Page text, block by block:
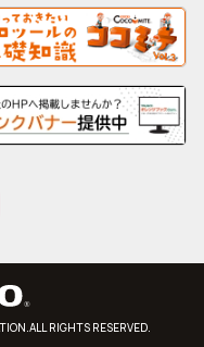
RIGHTS RESERVED.